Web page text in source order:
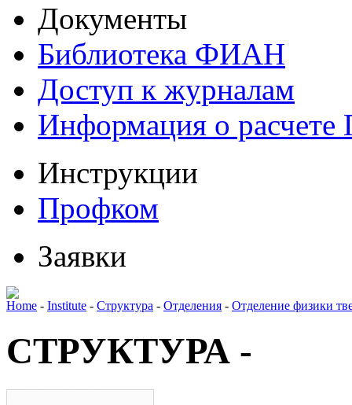
Документы
Библиотека ФИАН
Доступ к журналам
Информация о
Инструкции
Профком
Заявки
Home - Institute - Структура - Отделения - Отделение физики
СТРУКТУРА -